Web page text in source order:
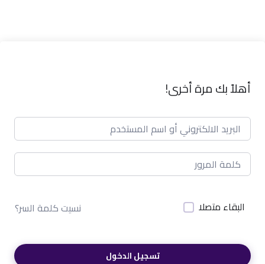
أهلاً بك مرة أخرى!
البقاء متصلا نسيت كلمة السر؟
تسجيل الدخول